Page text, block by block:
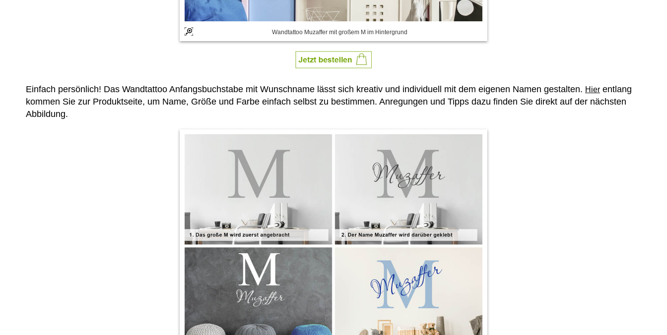
Wandtattoo Muzaffer mit großem M im Hintergrund
Einfach persönlich! Das Wandtattoo Anfangsbuchstabe mit Wunschname lässt sich kreativ und individuell mit dem eigenen Namen gestalten. Hier entlang
kommen Sie zur Produktseite, um Name, Größe und Farbe einfach selbst zu bestimmen. Anregungen und Tipps dazu finden Sie direkt auf der nächsten
Abbildung.